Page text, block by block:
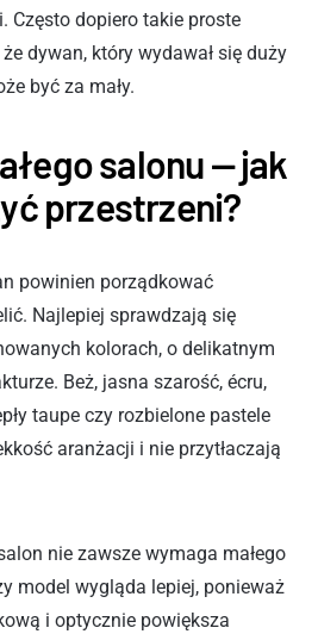
Często dopiero takie proste
dywan, który wydawał się duży
być za mały.
salonu — jak
przestrzeni?
powinien porządkować
Najlepiej sprawdzają się
kolorach, o delikatnym
Beż, jasna szarość, écru,
taupe czy rozbielone pastele
aranżacji i nie przytłaczają
nie zawsze wymaga małego
model wygląda lepiej, ponieważ
i optycznie powiększa